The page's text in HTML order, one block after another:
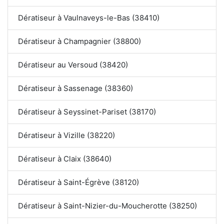
Dératiseur à Vaulnaveys-le-Bas (38410)
Dératiseur à Champagnier (38800)
Dératiseur au Versoud (38420)
Dératiseur à Sassenage (38360)
Dératiseur à Seyssinet-Pariset (38170)
Dératiseur à Vizille (38220)
Dératiseur à Claix (38640)
Dératiseur à Saint-Égrève (38120)
Dératiseur à Saint-Nizier-du-Moucherotte (38250)